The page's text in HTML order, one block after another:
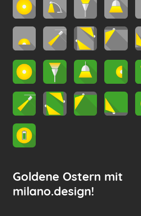
Goldene Ostern mit
milano.design!